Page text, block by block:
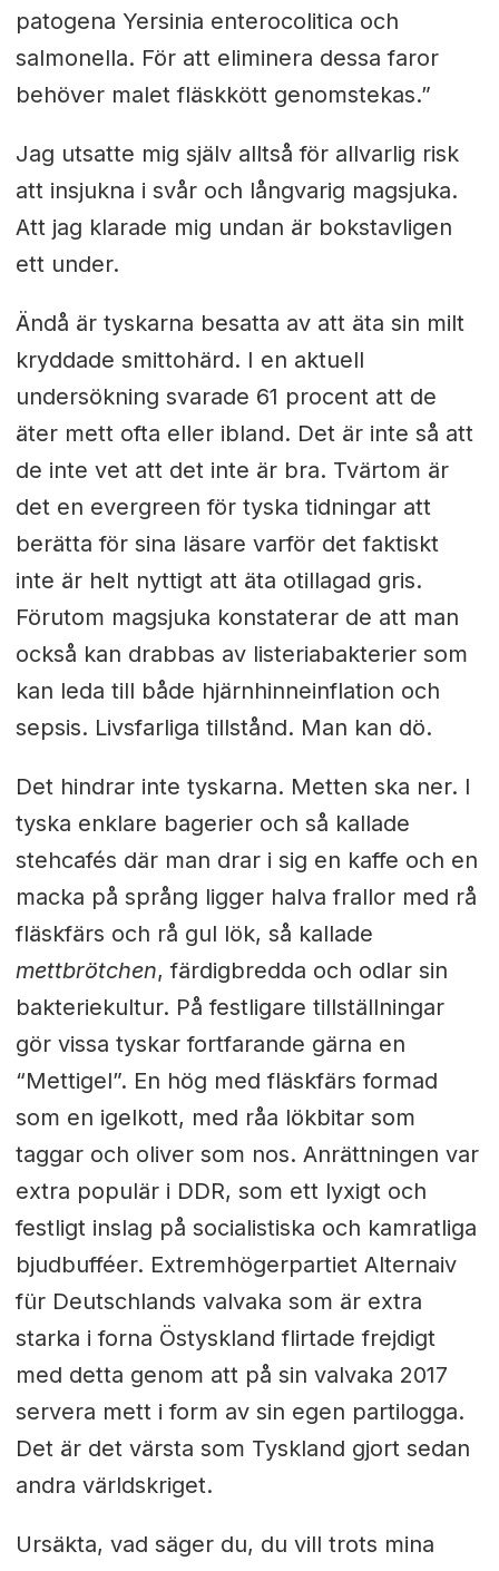
patogena Yersinia enterocolitica och
salmonella. För att eliminera dessa faror
behöver malet fläskkött genomstekas.”
Jag utsatte mig själv alltså för allvarlig risk
att insjukna i svår och långvarig magsjuka.
Att jag klarade mig undan är bokstavligen
ett under.
Ändå är tyskarna besatta av att äta sin milt
kryddade smittohärd. I en aktuell
undersökning svarade 61 procent att de
äter mett ofta eller ibland. Det är inte så att
de inte vet att det inte är bra. Tvärtom är
det en evergreen för tyska tidningar att
berätta för sina läsare varför det faktiskt
inte är helt nyttigt att äta otillagad gris.
Förutom magsjuka konstaterar de att man
också kan drabbas av listeriabakterier som
kan leda till både hjärnhinneinflation och
sepsis. Livsfarliga tillstånd. Man kan dö.
Det hindrar inte tyskarna. Metten ska ner. I
tyska enklare bagerier och så kallade
stehcafés där man drar i sig en kaffe och en
macka på språng ligger halva frallor med rå
fläskfärs och rå gul lök, så kallade
mettbrötchen, färdigbredda och odlar sin
bakteriekultur. På festligare tillställningar
gör vissa tyskar fortfarande gärna en
“Mettigel”. En hög med fläskfärs formad
som en igelkott, med råa lökbitar som
taggar och oliver som nos. Anrättningen var
extra populär i DDR, som ett lyxigt och
festligt inslag på socialistiska och kamratliga
bjudbufféer. Extremhögerpartiet Alternaiv
für Deutschlands valvaka som är extra
starka i forna Östyskland flirtade frejdigt
med detta genom att på sin valvaka 2017
servera mett i form av sin egen partilogga.
Det är det värsta som Tyskland gjort sedan
andra världskriget.
Ursäkta, vad säger du, du vill trots mina